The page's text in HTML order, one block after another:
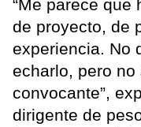
“Me parece que
de proyecto, de
experiencia. No
echarlo, pero
convocante”,
dirigente de